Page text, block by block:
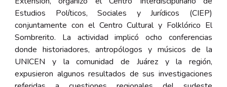
Estudios Políticos, Sociales y Jurídicos (CIEP)
conjuntamente con el Centro Cultural y Folklórico El
Sombrerito. La actividad implicó ocho conferencias
donde historiadores, antropólogos y músicos de la
UNICEN y la comunidad de Juárez y la región,
expusieron algunos resultados de sus investigaciones